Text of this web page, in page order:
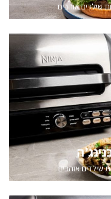
שילדים אוהבים
שילדים אוהבים